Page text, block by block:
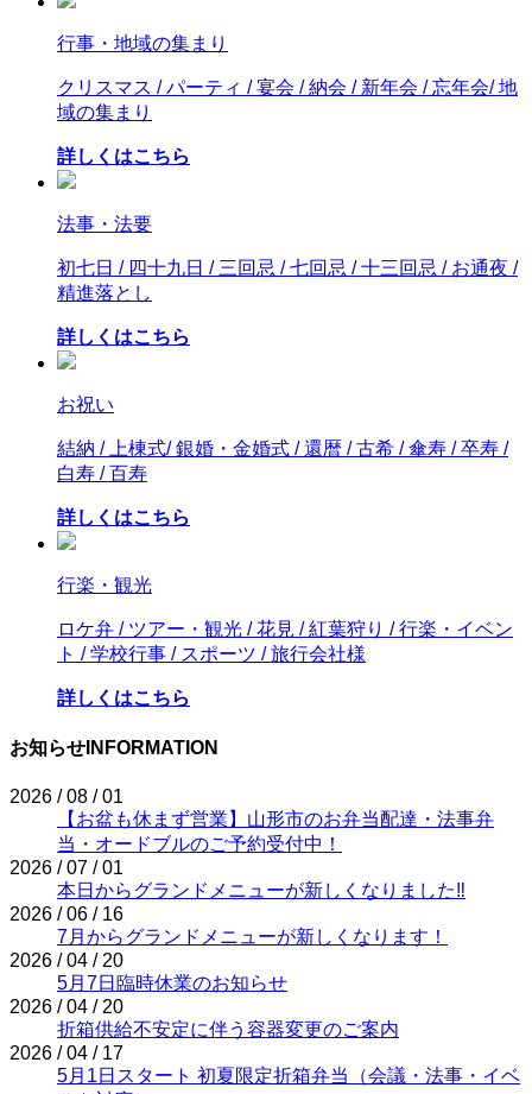
行事・地域の集まり
クリスマス / パーティ / 宴会 / 納会 / 新年会 / 忘年会/ 地
域の集まり
詳しくはこちら
法事・法要
初七日 / 四十九日 / 三回忌 / 七回忌 / 十三回忌 / お通夜 /
精進落とし
詳しくはこちら
お祝い
結納 / 上棟式/ 銀婚・金婚式 / 還暦 / 古希 / 傘寿 / 卒寿 /
白寿 / 百寿
詳しくはこちら
行楽・観光
ロケ弁 / ツアー・観光 / 花見 / 紅葉狩り / 行楽・イベン
ト / 学校行事 / スポーツ / 旅行会社様
詳しくはこちら
お知らせ INFORMATION
2026 / 08 / 01
【お盆も休まず営業】山形市のお弁当配達・法事弁
当・オードブルのご予約受付中！
2026 / 07 / 01
本日からグランドメニューが新しくなりました‼
2026 / 06 / 16
7月からグランドメニューが新しくなります！
2026 / 04 / 20
5月7日臨時休業のお知らせ
2026 / 04 / 20
折箱供給不安定に伴う容器変更のご案内
2026 / 04 / 17
5月1日スタート 初夏限定折箱弁当（会議・法事・イベ